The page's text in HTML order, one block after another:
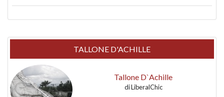
TALLONE D'ACHILLE
Tallone D`Achille
diLiberalChic